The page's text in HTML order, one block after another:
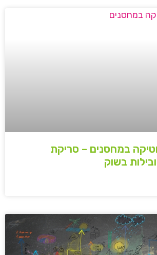
במחסנים – סריקת
בשוק